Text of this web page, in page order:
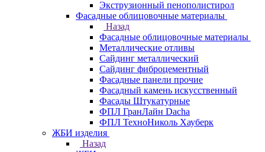
Экструзионный пенополистирол
Фасадные облицовочные материалы
Назад
Фасадные облицовочные материалы
Металлические отливы
Сайдинг металлический
Сайдинг фиброцементный
Фасадные панели прочие
Фасадный камень искусственный
Фасады Штукатурные
ФПЛ ГранЛайн Dacha
ФПЛ ТехноНиколь Хауберк
ЖБИ изделия
Назад